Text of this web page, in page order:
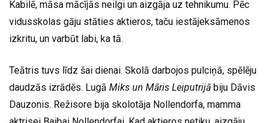
Kabilē, māsa mācījās neilgi un aizgāja uz tehnikumu. Pēc
vidusskolas gāju stāties aktieros, taču iestājeksāmenos
izkritu, un varbūt labi, ka tā.
Teātris tuvs līdz šai dienai. Skolā darbojos pulciņā, spēlēju
daudzās izrādēs. Lugā Miks un Māris Leiputrijā biju Dāvis
Dauzonis. Režisore bija skolotāja Nollendorfa, mamma